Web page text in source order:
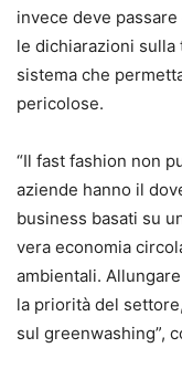
invece deve
le dichiarazioni
sistema che
pericolose.
“Il fast fashion non
aziende hanno il
business basati su
vera economia
ambientali.
la priorità del
sul greenwashing”,